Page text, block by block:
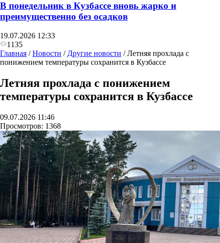
В понедельник в Кузбассе вновь жарко и
преимущественно без осадков
19.07.2026 12:33
1135
Главная /Новости / Другие новости /Летняя прохлада с
понижением температуры сохранится в Кузбассе
Летняя прохлада с понижением
температуры сохранится в Кузбассе
09.07.2026 11:46
Просмотров: 1368